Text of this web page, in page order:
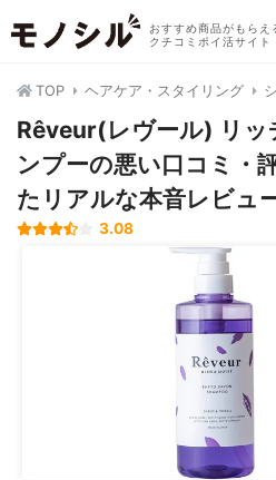
おすすめ商品がもらえ
クチコミポイ活サイト
TOP ヘアケア・スタイリング
Rêveur(レヴール) リッ
ンプーの悪い口コミ・
たリアルな本音レビュ
3.08